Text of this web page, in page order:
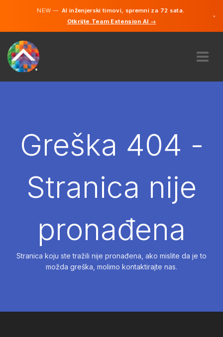
NEW —AI inženjerski timovi, spremni za 72 sata.
Otkrijte Team Extension AI →
×
NAJAMGreška 404 -
Stranica nije
pronađena
Stranica koju ste tražili nije pronađena, ako mislite da je to
možda greška, molimo kontaktirajte nas.